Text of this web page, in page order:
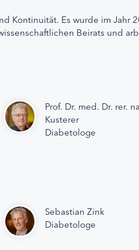
Kontinuität. Es wurde im Jahr
Beirats und
Prof. Dr. med. Dr. rer.
Kusterer
Diabetologe
Sebastian Zink
Diabetologe